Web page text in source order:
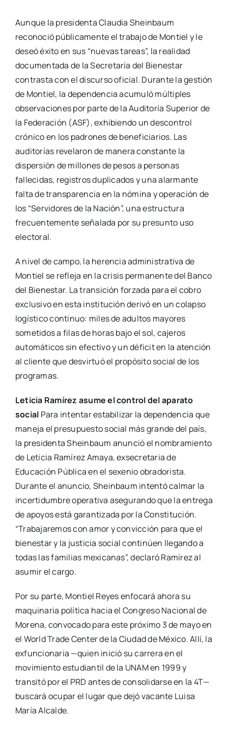
Aunque la presidenta Claudia Sheinbaum
reconoció públicamente el trabajo de Montiel y le
deseó éxito en sus “nuevas tareas”, la realidad
documentada de la Secretaría del Bienestar
contrasta con el discurso oficial. Durante la gestión
de Montiel, la dependencia acumuló múltiples
observaciones por parte de la Auditoría Superior de
la Federación (ASF), exhibiendo un descontrol
crónico en los padrones de beneficiarios. Las
auditorías revelaron de manera constante la
dispersión de millones de pesos a personas
fallecidas, registros duplicados y una alarmante
falta de transparencia en la nómina y operación de
los “Servidores de la Nación”, una estructura
frecuentemente señalada por su presunto uso
electoral.
A nivel de campo, la herencia administrativa de
Montiel se refleja en la crisis permanente del Banco
del Bienestar. La transición forzada para el cobro
exclusivo en esta institución derivó en un colapso
logístico continuo: miles de adultos mayores
sometidos a filas de horas bajo el sol, cajeros
automáticos sin efectivo y un déficit en la atención
al cliente que desvirtuó el propósito social de los
programas.
Leticia Ramírez asume el control del aparato
social Para intentar estabilizar la dependencia que
maneja el presupuesto social más grande del país,
la presidenta Sheinbaum anunció el nombramiento
de Leticia Ramírez Amaya, exsecretaria de
Educación Pública en el sexenio obradorista.
Durante el anuncio, Sheinbaum intentó calmar la
incertidumbre operativa asegurando que la entrega
de apoyos está garantizada por la Constitución.
“Trabajaremos con amor y convicción para que el
bienestar y la justicia social continúen llegando a
todas las familias mexicanas”, declaró Ramírez al
asumir el cargo.
Por su parte, Montiel Reyes enfocará ahora su
maquinaria política hacia el Congreso Nacional de
Morena, convocado para este próximo 3 de mayo en
el World Trade Center de la Ciudad de México. Allí, la
exfuncionaria —quien inició su carrera en el
movimiento estudiantil de la UNAM en 1999 y
transitó por el PRD antes de consolidarse en la 4T—
buscará ocupar el lugar que dejó vacante Luisa
María Alcalde.